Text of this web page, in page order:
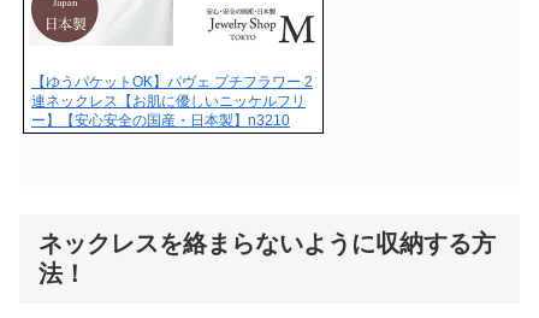
【ゆうパケットOK】パヴェ プチフラワー 2
連ネックレス【お肌に優しいニッケルフリ
ー】【安心安全の国産・日本製】n3210
ネックレスを絡まらないように収納する方
法！